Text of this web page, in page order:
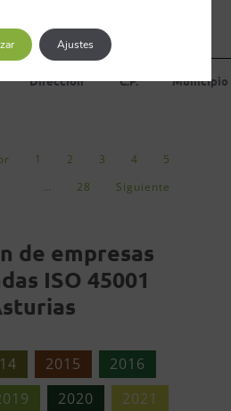
EL MUSEL
Dirección C.P. Municipio
1 2 3 4
5
…
28 Siguiente
de empresas
ISO 45001
2015
2016
2020
2021
Ajustes